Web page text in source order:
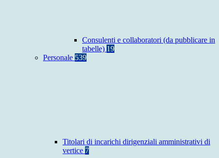
Consulenti e collaboratori (da pubblicare in
tabelle) 19
Personale 539
Titolari di incarichi dirigenziali amministrativi di
vertice 7